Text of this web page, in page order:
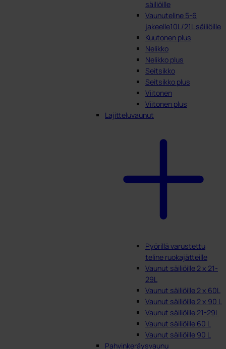
säiliöille
Vaunuteline 5-6
jakeelle10L/21L säiliöille
Kuutonen plus
Nelikko
Nelikko plus
Seitsikko
Seitsikko plus
Viitonen
Viitonen plus
Lajitteluvaunut
Pyörillä varustettu
teline ruokajätteille
Vaunut säiliöille 2 x 21-
29L
Vaunut säiliöille 2 x 60L
Vaunut säiliöille 2 x 90 L
Vaunut säiliöille 21-29L
Vaunut säiliöille 60 L
Vaunut säiliöille 90 L
Pahvinkeräysvaunu